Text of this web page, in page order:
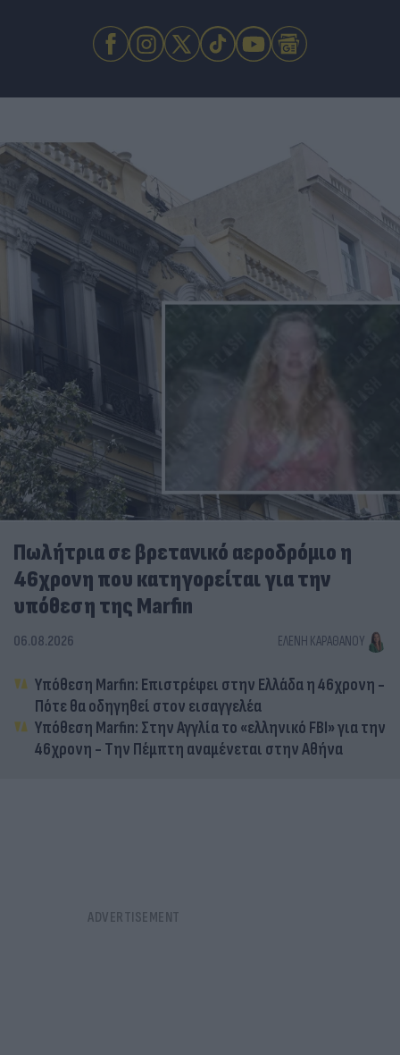
Πωλήτρια σε βρετανικό αεροδρόμιο η
46χρονη που κατηγορείται για την
υπόθεση της Marfin
06.08.2026 ΕΛΈΝΗ ΚΑΡΑΘΆΝΟΥ
Υπόθεση Marfin: Επιστρέφει στην Ελλάδα η 46χρονη -
Πότε θα οδηγηθεί στον εισαγγελέα
Υπόθεση Marfin: Στην Αγγλία το «ελληνικό FBI» για την
46χρονη - Την Πέμπτη αναμένεται στην Αθήνα